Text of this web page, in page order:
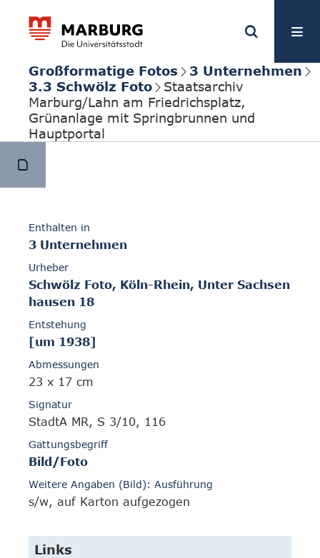
Großformatige Fotos
3 Unternehmen
3.3 Schwölz Foto
Staatsarchiv
Marburg/Lahn am Friedrichsplatz,
Grünanlage mit Springbrunnen und
Hauptportal
Enthalten in
3 Unternehmen
Urheber
Schwölz Foto, Köln-Rhein, Unter Sachsen
hausen 18
Entstehung
[um 1938]
Abmessungen
23 x 17 cm
Signatur
StadtA MR, S 3/10, 116
Gattungsbegriff
Bild/Foto
Weitere Angaben (Bild): Ausführung
s/w, auf Karton aufgezogen
Links